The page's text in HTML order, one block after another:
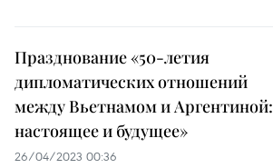
Празднование «50-летия
дипломатических отношений
между Вьетнамом и Аргентиной:
настоящее и будущее»
26/04/2023 00:36